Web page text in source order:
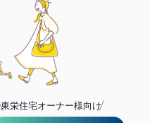
東栄住宅オーナー様向け